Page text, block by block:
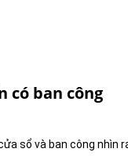
có ban công
sổ và ban công nhìn